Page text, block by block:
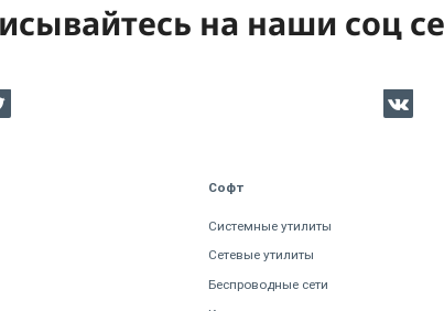
на наши соц
Софт
Системные утилиты
Сетевые утилиты
Беспроводные сети